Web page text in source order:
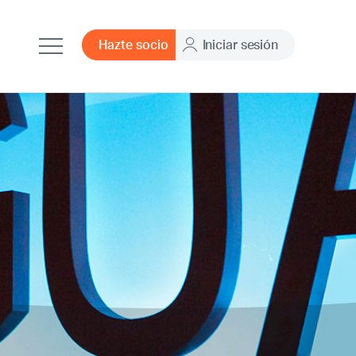
Hazte socio Iniciar sesión